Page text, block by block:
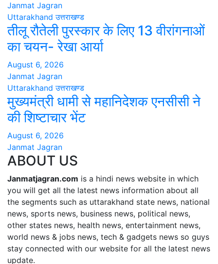
Janmat Jagran
Uttarakhand उत्तराखण्ड
तीलू रौतेली पुरस्कार के लिए 13 वीरांगनाओं
का चयन- रेखा आर्या
August 6, 2026
Janmat Jagran
Uttarakhand उत्तराखण्ड
मुख्यमंत्री धामी से महानिदेशक एनसीसी ने
की शिष्टाचार भेंट
August 6, 2026
Janmat Jagran
ABOUT US
Janmatjagran.com is a hindi news website in which
you will get all the latest news information about all
the segments such as uttarakhand state news, national
news, sports news, business news, political news,
other states news, health news, entertainment news,
world news & jobs news, tech & gadgets news so guys
stay connected with our website for all the latest news
update.